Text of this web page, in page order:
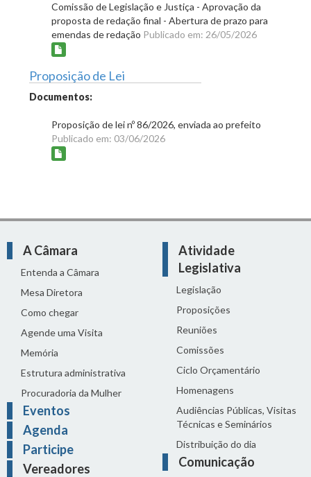
Comissão de Legislação e Justiça - Aprovação da
proposta de redação final - Abertura de prazo para
emendas de redação Publicado em: 26/05/2026
Proposição de Lei
Documentos:
Proposição de lei nº 86/2026, enviada ao prefeito
Publicado em: 03/06/2026
A Câmara
Entenda a Câmara
Mesa Diretora
Como chegar
Agende uma Visita
Memória
Estrutura administrativa
Procuradoria da Mulher
Eventos
Agenda
Participe
Vereadores
Atividade
Legislativa
Legislação
Proposições
Reuniões
Comissões
Ciclo Orçamentário
Homenagens
Audiências Públicas, Visitas
Técnicas e Seminários
Distribuição do dia
Comunicação